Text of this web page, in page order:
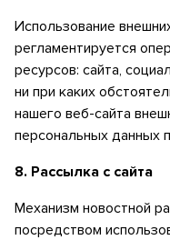
Использование
регламентируется
ресурсов: сайта,
ни при каких
нашего веб-сайта
персональных данных
8. Рассылка с сайта
Механизм новостной
посредством